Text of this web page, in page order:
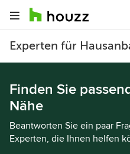
Experten für
Finden Sie
Nähe
Beantworten Sie ein paar
Experten, die Ihnen helfen